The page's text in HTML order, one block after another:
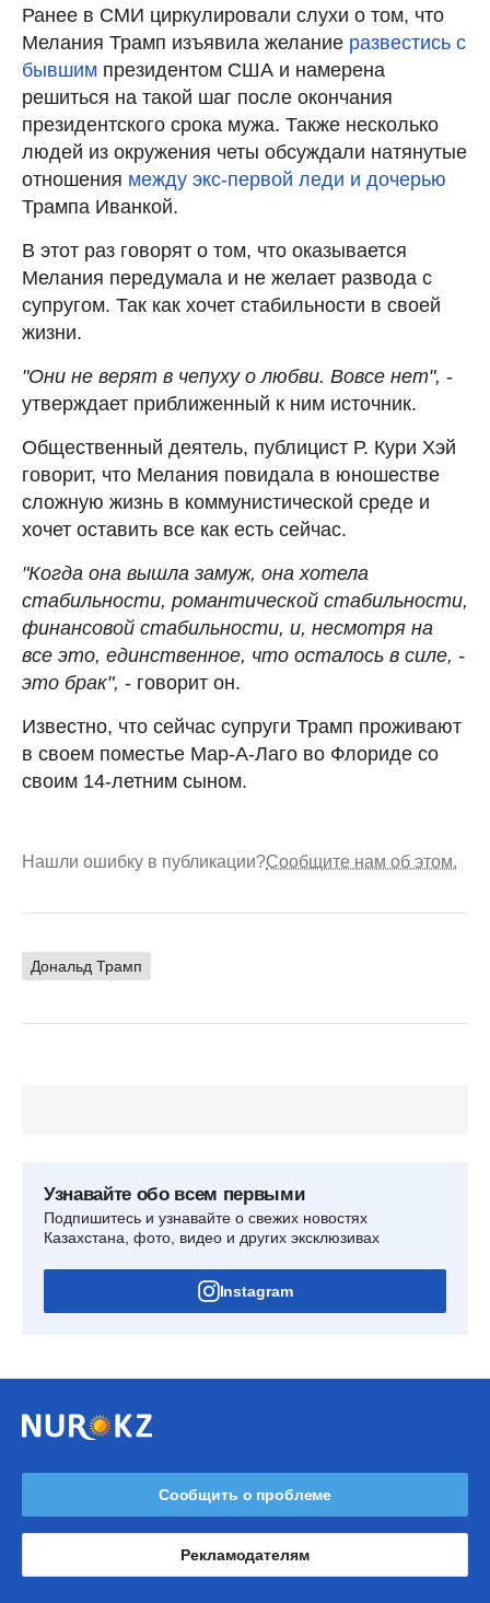
Ранее в СМИ циркулировали слухи о том, что
Мелания Трамп изъявила желание развестись с
бывшим президентом США и намерена
решиться на такой шаг после окончания
президентского срока мужа. Также несколько
людей из окружения четы обсуждали натянутые
отношения между экс-первой леди и дочерью
Трампа Иванкой.
В этот раз говорят о том, что оказывается
Мелания передумала и не желает развода с
супругом. Так как хочет стабильности в своей
жизни.
"Они не верят в чепуху о любви. Вовсе нет", -
утверждает приближенный к ним источник.
Общественный деятель, публицист Р. Кури Хэй
говорит, что Мелания повидала в юношестве
сложную жизнь в коммунистической среде и
хочет оставить все как есть сейчас.
"Когда она вышла замуж, она хотела
стабильности, романтической стабильности,
финансовой стабильности, и, несмотря на
все это, единственное, что осталось в силе, -
это брак", - говорит он.
Известно, что сейчас супруги Трамп проживают
в своем поместье Мар-А-Лаго во Флориде со
своим 14-летним сыном.
Нашли ошибку в публикации?Сообщите нам об этом.
Дональд Трамп
Узнавайте обо всем первыми
Подпишитесь и узнавайте о свежих новостях
Казахстана, фото, видео и других эксклюзивах
Instagram
Сообщить о проблеме
Рекламодателям